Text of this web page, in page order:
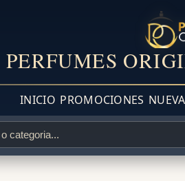
PERFUMES
INICIO PROMOCIONES